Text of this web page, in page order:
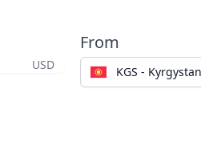
USD
From
KGS -